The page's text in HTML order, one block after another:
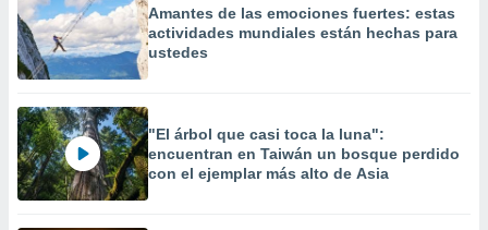
Amantes de las emociones fuertes: estas
actividades mundiales están hechas para
ustedes
"El árbol que casi toca la luna":
encuentran en Taiwán un bosque perdido
con el ejemplar más alto de Asia